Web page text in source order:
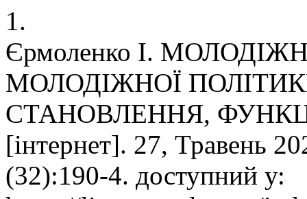
1.
Єрмоленко І.
МОЛОДІЖНОЇ
СТАНОВЛЕННЯ,
[інтернет]. 27, Травень
(32):190-4. доступний у: